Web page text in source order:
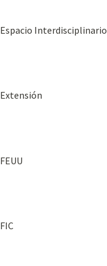
Espacio Interdisciplinario
Extensión
FEUU
FIC